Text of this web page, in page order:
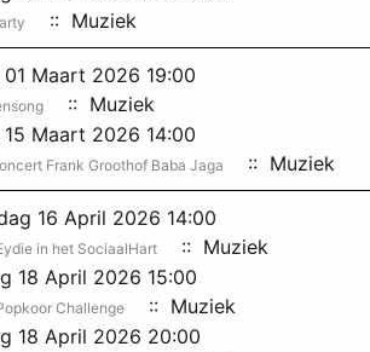
:: Muziek
Maart 2026 19:00
:: Muziek
Maart 2026 14:00
Frank Groothof Baba Jaga :: Muziek
16 April 2026 14:00
in het SociaalHart
:: Muziek
18 April 2026 15:00
Challenge
:: Muziek
18 April 2026 20:00